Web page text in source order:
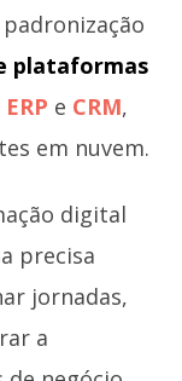
plataformas
ERP e CRM,
em nuvem.
digital
precisa
jornadas,
a